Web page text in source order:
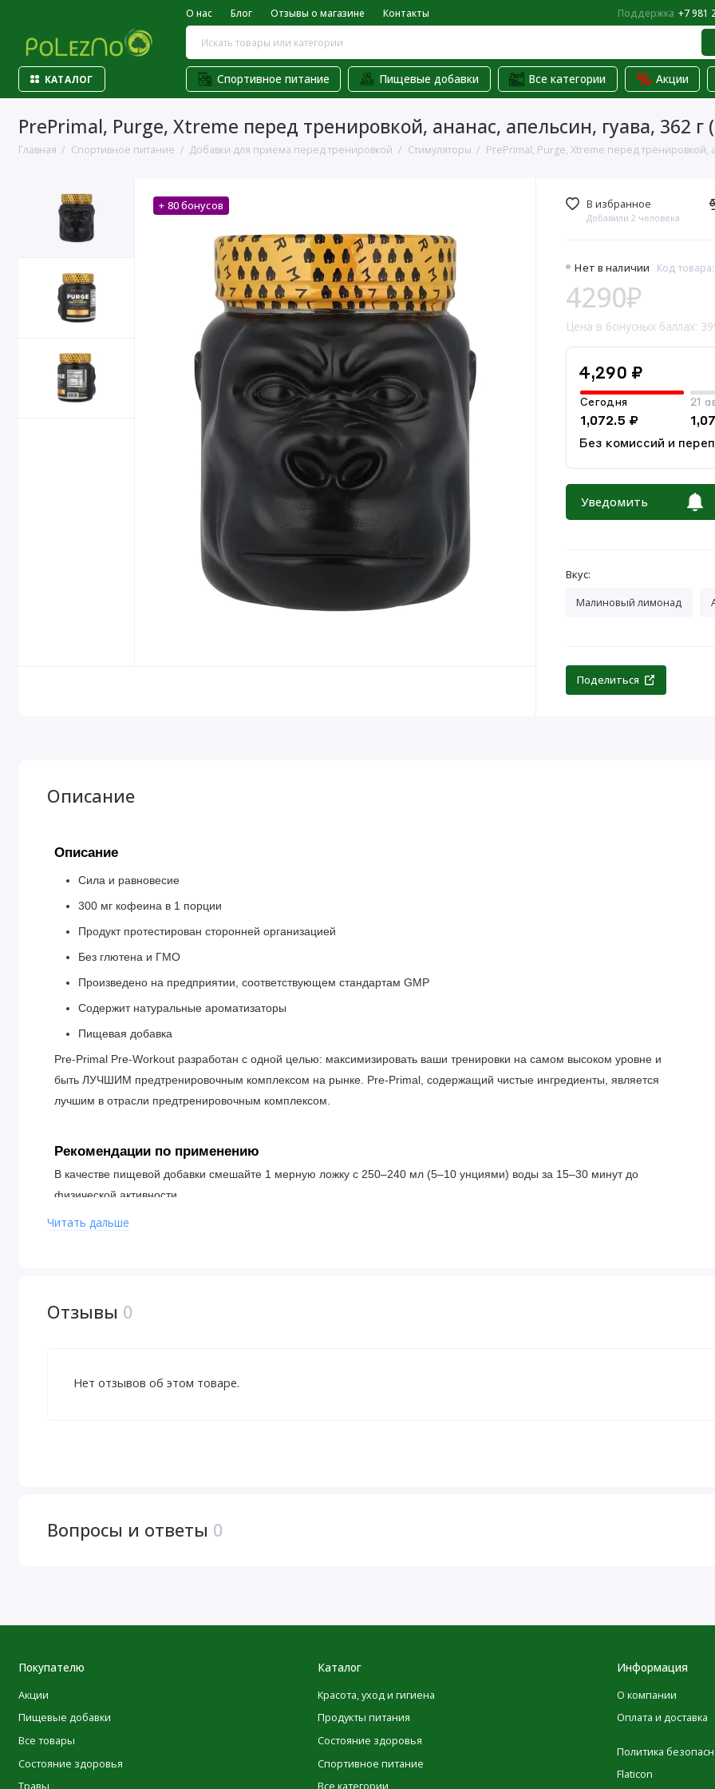
О нас Блог Отзывы о магазине Контакты Поддержка +7 981
КАТАЛОГ Спортивное питание Пищевые добавки Все категории Акции
PrePrimal, Purge, Xtreme перед тренировкой, ананас, апельсин, гуава, 362 г
Главная Спортивное питание Добавки для приема перед тренировкой Стимуляторы PrePrimal, Purge, Xtreme перед тренировкой,
+ 80 бонусов
Нет в наличии Код
4290₽
Цена в бонусных баллах:
4,290 ₽
Сегодня
1,072.5 ₽
21
Без комиссий и
Уведомить
В избранное
Добавили 2 человека
Вкус:
Малиновый лимонад
Поделиться
Описание
Описание
Сила и равновесие
300 мг кофеина в 1 порции
Продукт протестирован сторонней организацией
Без глютена и ГМО
Произведено на предприятии, соответствующем стандартам GMP
Содержит натуральные ароматизаторы
Пищевая добавка
Pre-Primal Pre-Workout разработан с одной целью: максимизировать ваши тренировки на самом высоком уровне и
быть ЛУЧШИМ предтренировочным комплексом на рынке. Pre-Primal, содержащий чистые ингредиенты, является
лучшим в отрасли предтренировочным комплексом.
Рекомендации по применению
В качестве пищевой добавки смешайте 1 мерную ложку с 250–240 мл (5–10 унциями) воды за 15–30 минут до
физической активности.
приеме препаратов, наличии заболеваний следует проконсультироваться с врачом. Хранить в недоступном для
Компания POLEZNOO всегда стремится придерживаться максимальной точности в изображениях и информации о
исключительно для вашего удобства. POLEZNOO не гарантирует, что переводы являются полными и
безошибочными, и не несет ответственности за ошибки или неточности при переводе.
Посетить веб-сайт производителя
Читать дальше
Отзывы 0
Нет отзывов об этом товаре.
Вопросы и ответы 0
Покупателю
Акции
Пищевые добавки
Все товары
Состояние здоровья
Травы
Каталог
Красота, уход и гигиена
Продукты питания
Состояние здоровья
Спортивное питание
Все категории
Информация
О компании
Оплата и доставка
Политика
Flaticon